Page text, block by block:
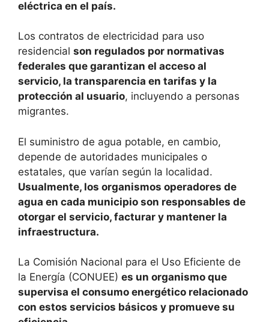
eléctrica en el país.
Los contratos de electricidad para uso
residencial son regulados por normativas
federales que garantizan el acceso al
servicio, la transparencia en tarifas y la
protección al usuario, incluyendo a personas
migrantes.
El suministro de agua potable, en cambio,
depende de autoridades municipales o
estatales, que varían según la localidad.
Usualmente, los organismos operadores de
agua en cada municipio son responsables de
otorgar el servicio, facturar y mantener la
infraestructura.
La Comisión Nacional para el Uso Eficiente de
la Energía (CONUEE) es un organismo que
supervisa el consumo energético relacionado
con estos servicios básicos y promueve su